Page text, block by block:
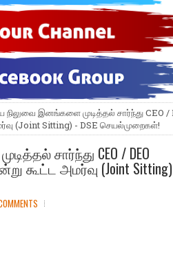
நிலுவை இனங்களை முடித்தல் சார்ந்து CEO /
(Joint Sitting) - DSE செயல்முறைகள்!
சார்ந்து CEO / DEO
கூட்ட அமர்வு (Joint Sitting)